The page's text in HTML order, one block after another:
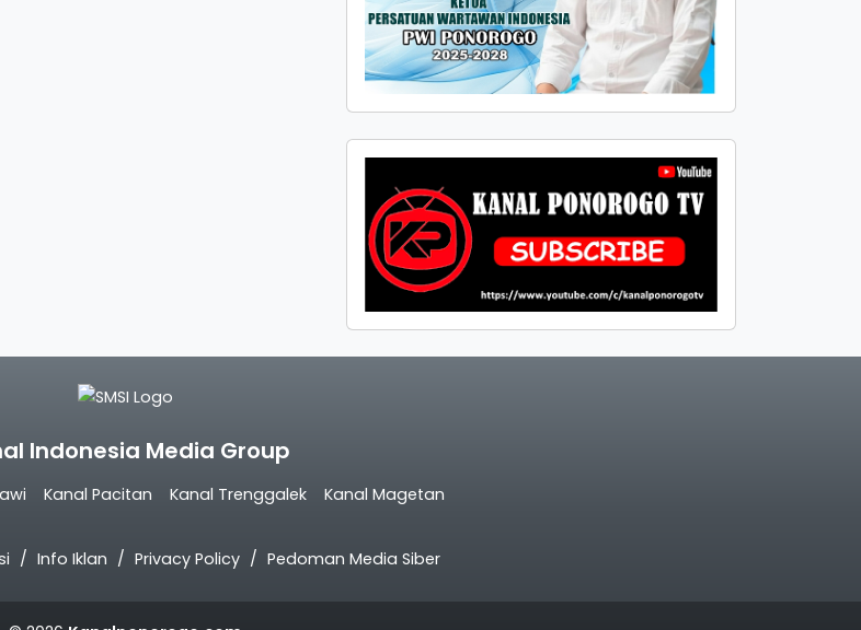
Indonesia Media Group
Kanal Pacitan Kanal Trenggalek Kanal Magetan
Info Iklan Privacy Policy Pedoman Media Siber